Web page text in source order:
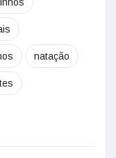
natação